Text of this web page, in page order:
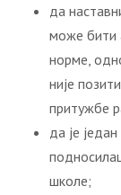
да
може бити
норме,
није
притужбе
да је
школе;